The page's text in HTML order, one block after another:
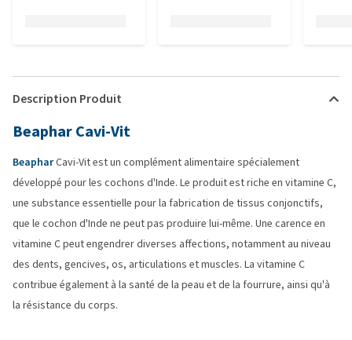
Description Produit
Beaphar Cavi-Vit
BeapharCavi-Vit est un complément alimentaire spécialement
développé pour les cochons d'Inde. Le produit est riche en vitamine C,
une substance essentielle pour la fabrication de tissus conjonctifs,
que le cochon d'Inde ne peut pas produire lui-même. Une carence en
vitamine C peut engendrer diverses affections, notamment au niveau
des dents, gencives, os, articulations et muscles. La vitamine C
contribue également à la santé de la peau et de la fourrure, ainsi qu'à
la résistance du corps.